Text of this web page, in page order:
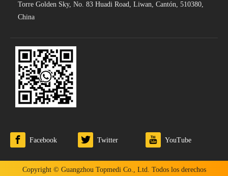
Torre Golden Sky, No. 83 Huadi Road, Liwan, Cantón, 510380,
China
Facebook Twitter YouTube
Copyright © Guangzhou Topmedi Co., Ltd. Todos los derechos